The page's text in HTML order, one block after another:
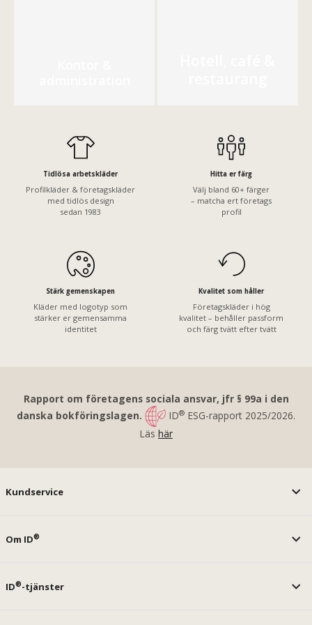
Tidlösa arbetskläder
Profilkläder & företagskläder
med tidlös design
sedan 1983
Hitta er färg
Välj bland 60+ färger
– matcha ert företags
profil
Stärk gemenskapen
Kläder med logotyp som
stärker er gemensamma
identitet
Kvalitet som håller
Företagskläder i hög
kvalitet – behåller passform
och färg tvätt efter tvätt
Rapport om företagens sociala ansvar, jfr § 99a i den
danska bokföringslagen.
ID® ESG-rapport 2025/2026.
Läs här
Kundservice
Om ID®
ID®-tjänster